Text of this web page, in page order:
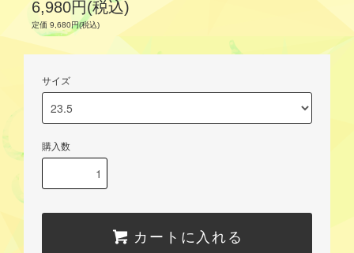
6,980円(税込)
定価 9,680円(税込)
サイズ
購入数
カートに入れる